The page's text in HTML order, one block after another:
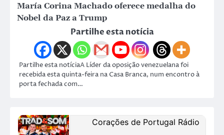
María Corina Machado oferece medalha do
Nobel da Paz a Trump
Partilhe esta notícia
Partilhe esta notíciaA Líder da oposição venezuelana foi
recebida esta quinta-feira na Casa Branca, num encontro à
porta fechada com…